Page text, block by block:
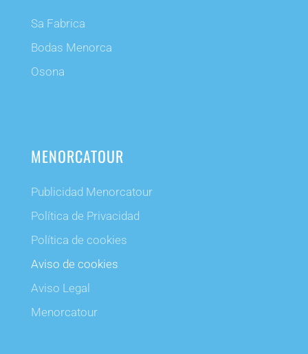
Sa Fabrica
Bodas Menorca
Osona
MENORCATOUR
Publicidad Menorcatour
Política de Privacidad
Política de cookies
Aviso de cookies
Aviso Legal
Menorcatour